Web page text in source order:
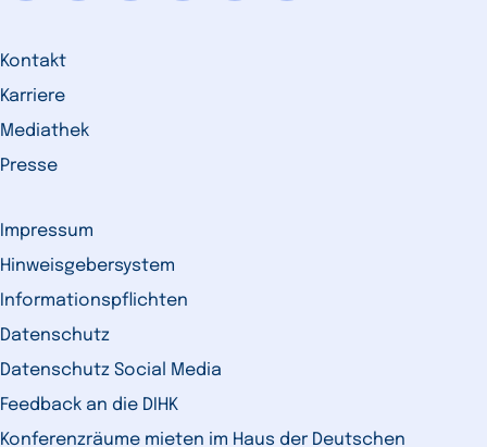
Kontakt
Karriere
Mediathek
Presse
Impressum
Hinweisgebersystem
Informationspflichten
Datenschutz
Datenschutz Social Media
Feedback an die DIHK
Konferenzräume mieten im Haus der Deutschen